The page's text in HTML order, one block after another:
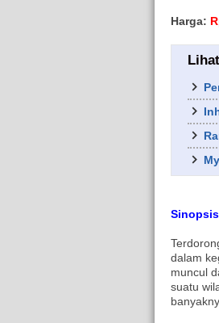
Harga:
Sinopsis
dalam
muncul
suatu